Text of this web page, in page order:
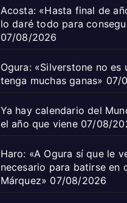
Acosta: «Hasta final de
lo daré todo para
07/08/2026
Ogura: «Silverstone no
tenga muchas ganas» 07/
Ya hay calendario del
el año que viene 07/08/
Haro: «A Ogura sí que le
necesario para batirse en
Márquez» 07/08/2026